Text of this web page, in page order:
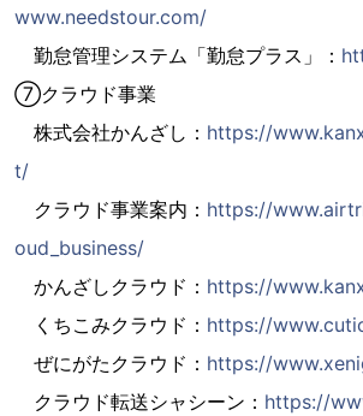
www.needstour.com/
勤怠管理システム「勤怠プラス」：
⑦クラウド事業
株式会社かんざし： https://
t/
クラウド事業案内： https://
oud_business/
かんざしクラウド： https://
くちこみクラウド： https://
ぜにがたクラウド： https://
クラウド転送シャシーン： https://